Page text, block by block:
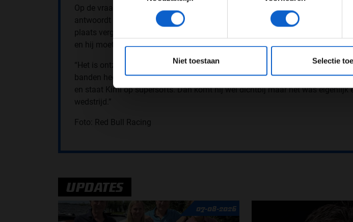
Niet toestaan Selectie
Op de vraag of Verstappen plezier beleefde aan het gevecht met Kimi
antwoordt hij als volgt: “Dat maakt me eigenlijk geen zak uit. Als je vijfde rijdt
plaats vergooit, dan maakt het voor mij weinig uit. Ik verdedig in dat gevecht
en hij moet maar oppassen, toch?”
“Het is ontzettend balen hoe het is gelopen. Ik kom vast te zitten achter
banden heeft, daar rijd ik mijn eigen banden kapot. In de laatste stint reed ik
en staat Kimi op supersofts. Dan komt hij wel dichtbij maar het was eigenlijk
wedstrijd.”
Foto: Red Bull Racing
UPDATES
07-08-2026
JONGER DAN 24
*Raadpleeg onsprivacybeleidvoor meer